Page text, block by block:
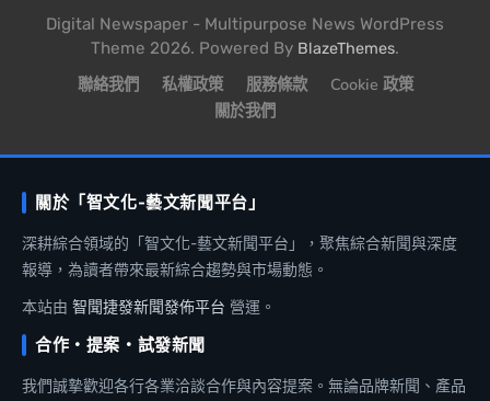
Digital Newspaper - Multipurpose News WordPress
Theme 2026. Powered By BlazeThemes.
聯絡我們 私權政策 服務條款
Cookie 政策
關於我們
關於「智文化-藝文新聞平台」
深耕綜合領域的「智文化-藝文新聞平台」，聚焦綜合新聞與深度
報導，為讀者帶來最新綜合趨勢與市場動態。
本站由 智聞捷發新聞發佈平台 營運。
合作・提案・試發新聞
我們誠摯歡迎各行各業洽談合作與內容提案。無論品牌新聞、產品